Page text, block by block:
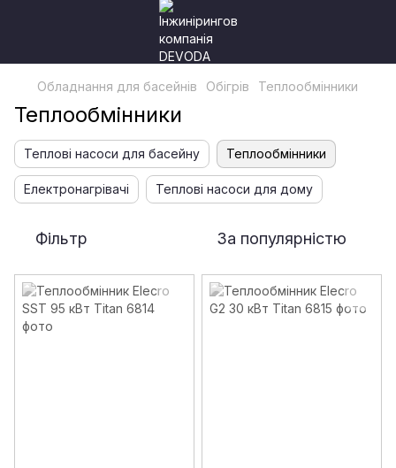
Обладнання для басейнів Обігрів Теплообмінники
Теплообмінники
Теплові насоси для басейну Теплообмінники
Електронагрівачі Теплові насоси для дому
Фільтр За популярністю